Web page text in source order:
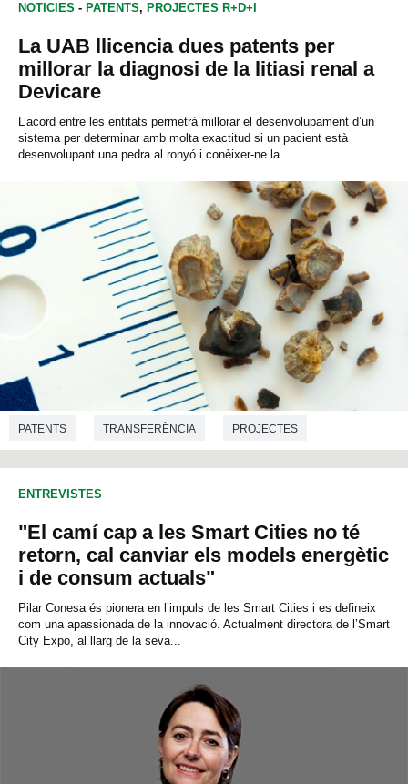
NOTICIES - PATENTS, PROJECTES R+D+I
La UAB llicencia dues patents per
millorar la diagnosi de la litiasi renal a
Devicare
L’acord entre les entitats permetrà millorar el desenvolupament d’un
sistema per determinar amb molta exactitud si un pacient està
desenvolupant una pedra al ronyó i conèixer-ne la...
PATENTS TRANSFERÈNCIA PROJECTES
MEDICINA QUÍMICA
ENTREVISTES
"El camí cap a les Smart Cities no té
retorn, cal canviar els models energètic
i de consum actuals"
Pilar Conesa és pionera en l’impuls de les Smart Cities i es defineix
com una apassionada de la innovació. Actualment directora de l’Smart
City Expo, al llarg de la seva...